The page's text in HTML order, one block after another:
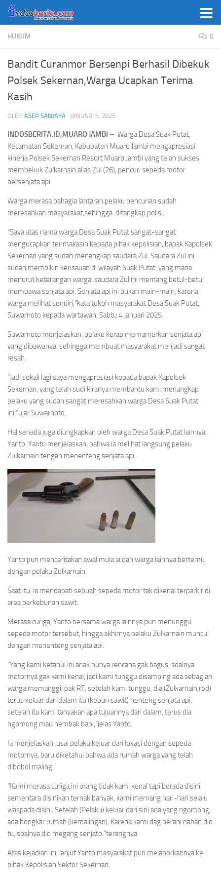
Skip to content
HUKUM 0
Bandit Curanmor Bersenpi Berhasil Dibekuk
Polsek Sekernan,Warga Ucapkan Terima
Kasih
OLEH ASEP SANJAYA · JANUARI 5, 2025
INDOSBERITA.ID,MUARO JAMBI – Warga Desa Suak Putat,
Kecamatan Sekernan, Kabupaten Muaro Jambi mengapresiasi
kinerja Polsek Sekernan Resort Muaro Jambi yang telah sukses
membekuk Zulkarnain alias Zul (26), pencuri sepeda motor
bersenjata api.
Warga merasa bahagia lantaran pelaku pencurian sudah
meresahkan masyarakat,sehingga ditangkap polisi.
“Saya atas nama warga Desa Suak Putat sangat-sangat
mengucapkan terimakasih kepada pihak kepolisian, bapak Kapolsek
Sekernan yang sudah menangkap saudara Zul. Saudara Zul ini
sudah membikin kerisauan di wilayah Suak Putat, yang mana
menurut keterangan warga, saudara Zul ini memang betul-betul
membawa senjata api. Senjata api ini bukan main-main, karena
warga melihat sendiri,”kata tokoh masyarakat Desa Suak Putat,
Suwarnoto kepada wartawan, Sabtu 4 Januari 2025.
Suwarnoto menjelaskan, pelaku kerap memamerkan senjata api
yang dibawanya, sehingga membuat masyarakat menjadi sangat
resah.
“Jadi sekali lagi saya mengapresiasi kepada bapak Kapolsek
Sekernan, yang telah sudi kiranya membantu kami menangkap
pelaku yang sudah sangat meresahkan warga Desa Suak Putat
ini,”ujar Suwarnoto.
Hal senada juga diungkapkan oleh warga Desa Suak Putat lainnya,
Yanto. Yanto menjelaskan, bahwa ia melihat langsung pelaku
Zulkarnain tengah menenteng senjata api.
Yanto pun menceritakan awal mula ia dan warga lainnya bertemu
dengan pelaku Zulkarnain.
Saat itu, ia mendapati sebuah sepeda motor tak dikenal terparkir di
area perkebunan sawit.
Merasa curiga, Yanto bersama warga lainnya pun menunggu
sepeda motor tersebut, hingga akhirnya pelaku Zulkarnain muncul
dengan menenteng senjata api.
“Yang kami ketahui ini anak punya rencana gak bagus, soalnya
motornya gak kami kenal, jadi kami tunggu disamping ada sebagian
warga memanggil pak RT, setelah kami tunggu, dia (Zulkarnain,red)
terus keluar dari dalam itu (kebun sawit) nenteng senjata api,
setelah itu kami tanyakan apa tujuannya dari dalam, terus dia
ngomong mau nembak babi,”jelas Yanto.
Ia menjelaskan, usai pelaku keluar dari lokasi dengan sepeda
motornya, baru diketahui bahwa ada rumah warga yang telah
dibobol maling.
“Kami merasa curiga ini orang tidak kami kenal tapi berada disini,
sementara disinikan ternak banyak, kami memang hari-hari selalu
waspada disini. Setelah (Pelaku) keluar dari sini ada yang ngomong,
ada bongkar rumah (kemalingan). Karena kami dag berani nahan dio
tu, soalnya dio megang senjato,”terangnya.
Atas kejadian ini, lanjut Yanto masyarakat pun melaporkannya ke
pihak Kepolisian Sektor Sekernan.